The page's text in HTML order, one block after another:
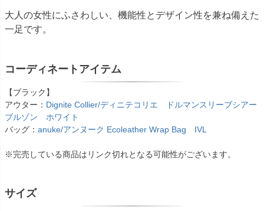
大人の女性にふさわしい、機能性とデザイン性を兼ね備えた
一足です。
コーディネートアイテム
【ブラック】
アウター： Dignite Collier/ディニテコリエ ドルマンスリーブシアー
ブルゾン ホワイト
バッグ： anuke/アンヌーク Ecoleather Wrap Bag IVL
※完売している商品はリンク切れとなる可能性がございます。
サイズ